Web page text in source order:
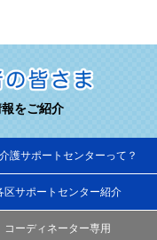
をご紹介
護サポートセンターって？
区サポートセンター紹介
コーディネーター専用